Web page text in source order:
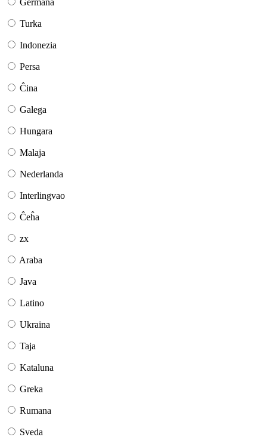
Germana
Turka
Indonezia
Persa
Ĉina
Galega
Hungara
Malaja
Nederlanda
Interlingvao
Ĉeĥa
zx
Araba
Java
Latino
Ukraina
Taja
Kataluna
Greka
Rumana
Sveda